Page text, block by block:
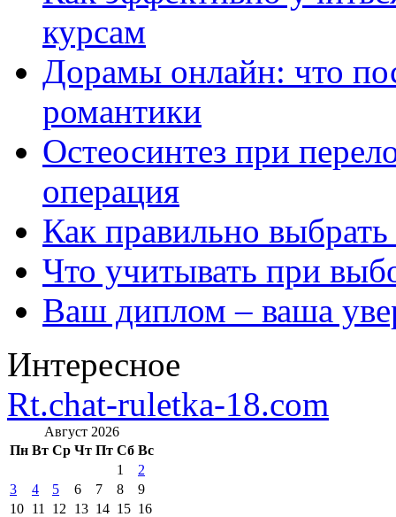
курсам
Дорамы онлайн: что
романтики
Остеосинтез при
операция
Как правильно
Что учитывать при
Ваш диплом – ваша
Интересное
Rt.chat-ruletka-18.com
Август 2026
Пн Вт Ср Чт Пт Сб Вс
1
2
3
4 5 6 7 8
9
10 11 12 13 14 15 16